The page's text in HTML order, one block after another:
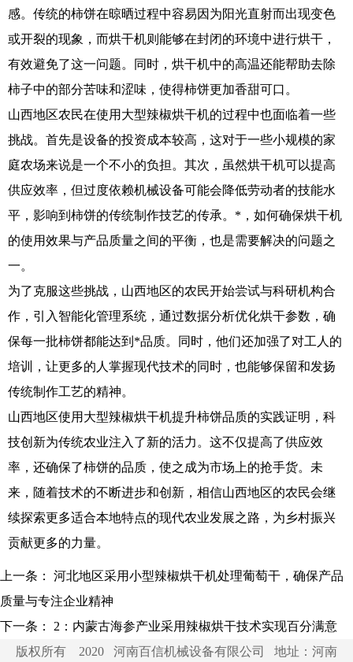
感。传统的柿饼在晾晒过程中容易因为阳光直射而出现变色
或开裂的现象，而烘干机则能够在封闭的环境中进行烘干，
有效避免了这一问题。同时，烘干机中的高温还能帮助去除
柿子中的部分苦味和涩味，使得柿饼更加香甜可口。
山西地区农民在使用大型辣椒烘干机的过程中也面临着一些
挑战。首先是设备的投资成本较高，这对于一些小规模的家
庭农场来说是一个不小的负担。其次，虽然烘干机可以提高
供应效率，但过度依赖机械设备可能会降低劳动者的技能水
平，影响到柿饼的传统制作技艺的传承。*，如何确保烘干机
的使用效果与产品质量之间的平衡，也是需要解决的问题之
一。
为了克服这些挑战，山西地区的农民开始尝试与科研机构合
作，引入智能化管理系统，通过数据分析优化烘干参数，确
保每一批柿饼都能达到*品质。同时，他们还加强了对工人的
培训，让更多的人掌握现代技术的同时，也能够保留和发扬
传统制作工艺的精神。
山西地区使用大型辣椒烘干机提升柿饼品质的实践证明，科
技创新为传统农业注入了新的活力。这不仅提高了供应效
率，还确保了柿饼的品质，使之成为市场上的抢手货。未
来，随着技术的不断进步和创新，相信山西地区的农民会继
续探索更多适合本地特点的现代农业发展之路，为乡村振兴
贡献更多的力量。
上一条： 河北地区采用小型辣椒烘干机处理葡萄干，确保产品
质量与专注企业精神
下一条： 2：内蒙古海参产业采用辣椒烘干技术实现百分满意
版权所有 2020 河南百信机械设备有限公司 地址：河南